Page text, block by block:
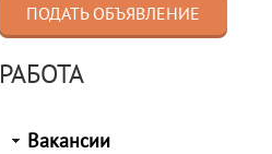
ПОДАТЬ ОБЪЯВЛЕНИЕ
РАБОТА
Вакансии